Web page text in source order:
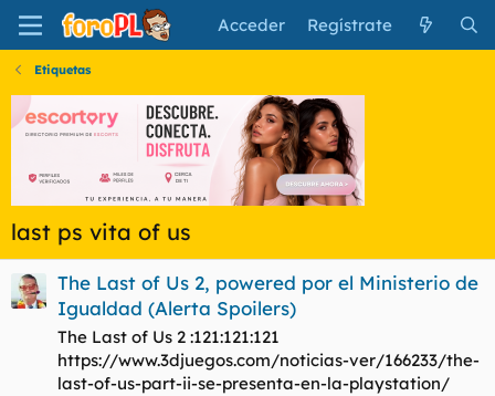
Acceder Regístrate
Etiquetas
last ps vita of us
The Last of Us 2, powered por el Ministerio de
Igualdad (Alerta Spoilers)
The Last of Us 2 :121:121:121
https://www.3djuegos.com/noticias-ver/166233/the-
last-of-us-part-ii-se-presenta-en-la-playstation/